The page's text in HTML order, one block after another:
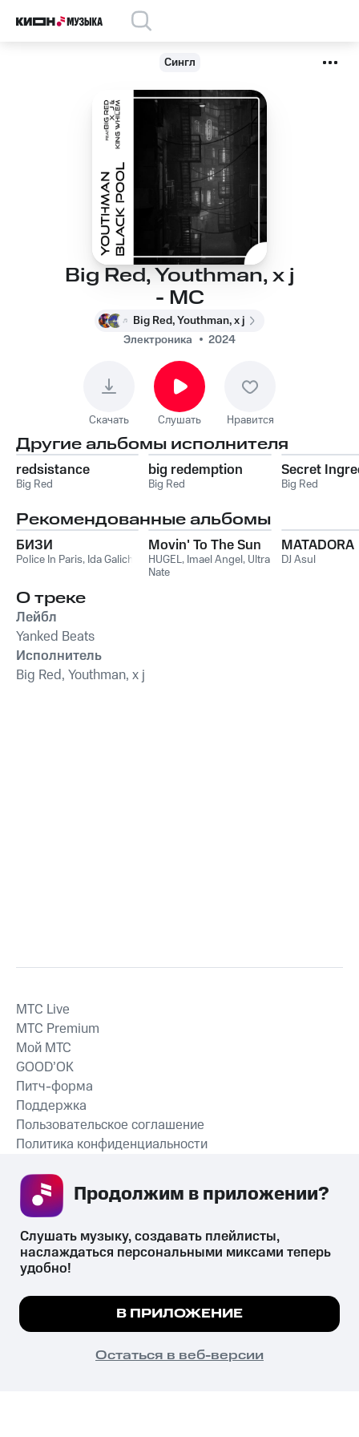
Сингл
Big Red, Youthman, x j
- MC
Big Red, Youthman, x j
Электроника
2024
Скачать Слушать Нравится
Другие альбомы исполнителя
redsistance
Big Red
big redemption
Big Red
Secret
Big Red
Рекомендованные альбомы
БИЗИ
Police In Paris, Ida Galich
Movin' To The Sun
HUGEL, Imael Angel, Ultra
Nate
MATADORA
DJ Asul
О треке
Лейбл
Yanked Beats
Исполнитель
Big Red, Youthman, x j
СКАЧАТЬ ПРИЛОЖЕНИЕ
MTС Live
MTС Premium
Мой МТС
GOOD’OK
Питч-форма
Поддержка
Пользовательское соглашение
Политика конфиденциальности
психотропных веществ, их аналогов причиняет вред здоровью,
их незаконный оборот запрещён и влечёт установленную
законодательством ответственность.
© 2026 ООО «КИОН».
Все права защищены
Мы используем куки, чтобы на сайте все
Подробнее
ПОНЯТНО
Слушать музыку, создавать плейлисты,
наслаждаться персональными миксами теперь
удобно!
В ПРИЛОЖЕНИЕ
Остаться в веб-версии